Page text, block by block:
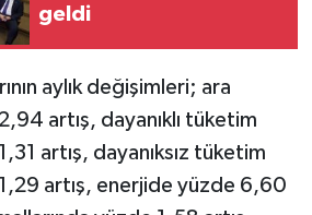
geldi
aylık değişimleri; ara
artış, dayanıklı tüketim
artış, dayanıksız tüketim
artış, enerjide yüzde 6,60